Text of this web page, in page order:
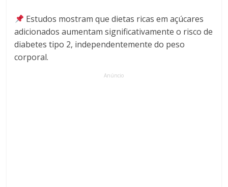
Estudos mostram que dietas ricas em açúcares
adicionados aumentam significativamente o risco de
diabetes tipo 2, independentemente do peso
corporal.
Anúncio